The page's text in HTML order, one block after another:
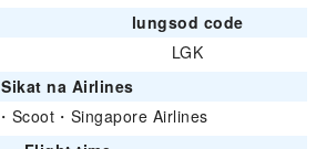
lungsod code
LGK
Sikat na Airlines
・ Scoot ・ Singapore Airlines